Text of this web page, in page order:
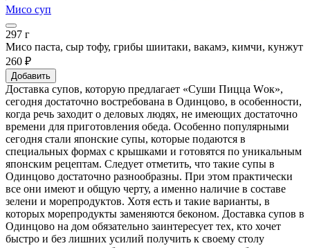
Мисо суп
297 г
Мисо паста, сыр тофу, грибы шиитаки, вакамэ, кимчи, кунжут
260 ₽
Добавить
Доставка супов, которую предлагает «Суши Пицца Wок»,
сегодня достаточно востребована в Одинцово, в особенности,
когда речь заходит о деловых людях, не имеющих достаточно
времени для приготовления обеда. Особенно популярными
сегодня стали японские супы, которые подаются в
специальных формах с крышками и готовятся по уникальным
японским рецептам. Следует отметить, что такие супы в
Одинцово достаточно разнообразны. При этом практически
все они имеют и общую черту, а именно наличие в составе
зелени и морепродуктов. Хотя есть и такие варианты, в
которых морепродукты заменяются беконом. Доставка супов в
Одинцово на дом обязательно заинтересует тех, кто хочет
быстро и без лишних усилий получить к своему столу